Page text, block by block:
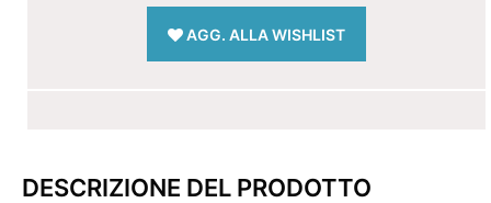
AGG. ALLA WISHLIST
DESCRIZIONE DEL PRODOTTO